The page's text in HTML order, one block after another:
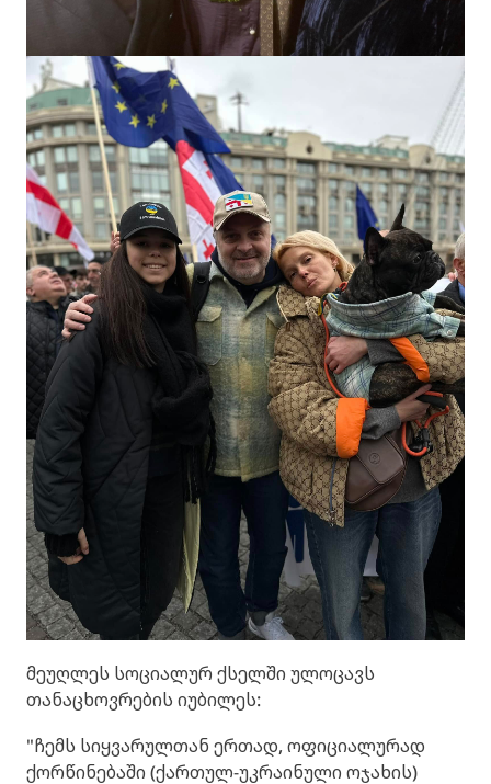
მეუღლეს სოციალურ ქსელში ულოცავს
თანაცხოვრების იუბილეს:
"ჩემს სიყვარულთან ერთად, ოფიციალურად
ქორწინებაში (ქართულ-უკრაინული ოჯახის)